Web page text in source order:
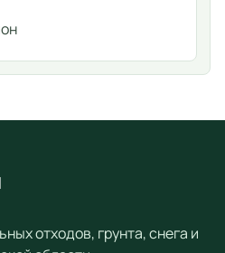
отходов, грунта, снега и